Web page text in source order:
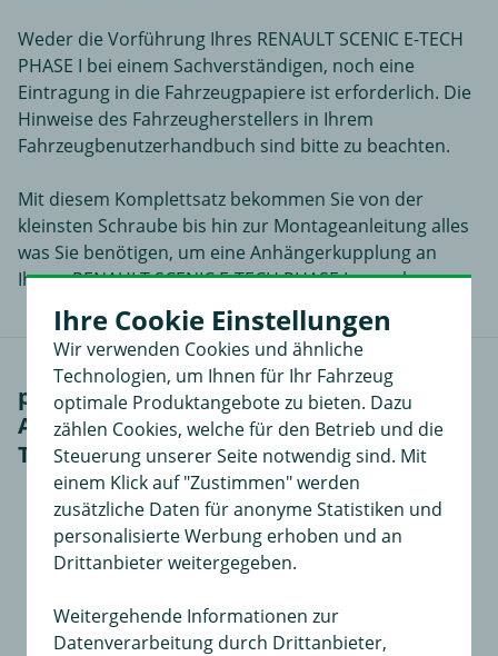
Weder die Vorführung Ihres RENAULT SCENIC E-TECH
PHASE I bei einem Sachverständigen, noch eine
Eintragung in die Fahrzeugpapiere ist erforderlich. Die
Hinweise des Fahrzeugherstellers in Ihrem
Fahrzeugbenutzerhandbuch sind bitte zu beachten.
Mit diesem Komplettsatz bekommen Sie von der
kleinsten Schraube bis hin zur Montageanleitung alles
was Sie benötigen, um eine Anhängerkupplung an
Ihrem RENAULT SCENIC E-TECH PHASE I zu verbauen.
passendes Zubehör für AUTO-HAK
Anhängerkupplung abnehmbar inkl.
TowTec E-Satz 13polig spezifisch (2)
Ihre Cookie Einstellungen
Wir verwenden Cookies und ähnliche
Technologien, um Ihnen für Ihr Fahrzeug
optimale Produktangebote zu bieten. Dazu
zählen Cookies, welche für den Betrieb und die
Steuerung unserer Seite notwendig sind. Mit
einem Klick auf "Zustimmen" werden
zusätzliche Daten für anonyme Statistiken und
personalisierte Werbung erhoben und an
Drittanbieter weitergegeben.
Weitergehende Informationen zur
Datenverarbeitung durch Drittanbieter,